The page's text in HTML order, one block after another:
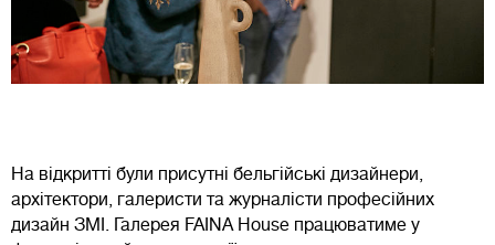
На відкритті були присутні бельгійські дизайнери,
архітектори, галеристи та журналісти професійних
дизайн ЗМІ. Галерея FAINA House працюватиме у